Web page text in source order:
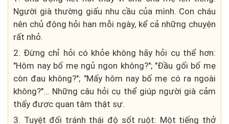
Người già thường giấu nhu cầu của mình. Con cháu
nên chủ động hỏi han mỗi ngày, kể cả những chuyện
rất nhỏ.
2. Đừng chỉ hỏi có khỏe không hãy hỏi cụ thể hơn:
"Hôm nay bố mẹ ngủ ngon không?"; "Đầu gối bố mẹ
còn đau không?"; "Mấy hôm nay bố mẹ có ra ngoài
không?"… Những câu hỏi cụ thể giúp người già cảm
thấy được quan tâm thật sự.
3. Tuyệt đối tránh thái độ sốt ruột: Một tiếng thở